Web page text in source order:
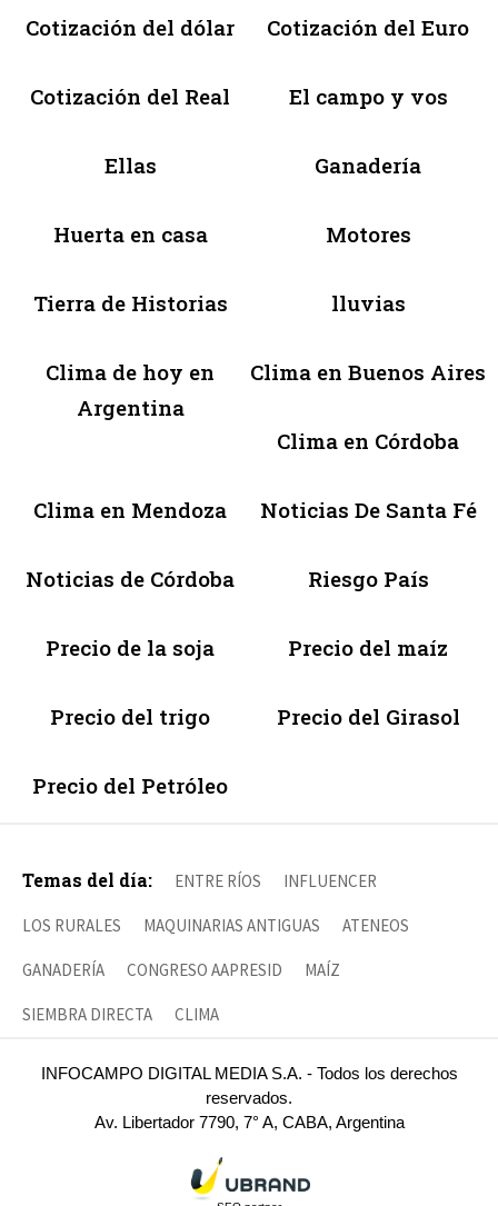
Cotización del dólar Cotización del Euro
Cotización del Real El campo y vos
Ellas Ganadería
Huerta en casa Motores
Tierra de Historias lluvias
Clima de hoy en
Argentina
Clima en Buenos Aires
Clima en Córdoba
Clima en Mendoza Noticias De Santa Fé
Noticias de Córdoba Riesgo País
Precio de la soja Precio del maíz
Precio del trigo Precio del Girasol
Precio del Petróleo
Temas del día: ENTRE RÍOS INFLUENCER
LOS RURALES MAQUINARIAS ANTIGUAS ATENEOS
GANADERÍA CONGRESO AAPRESID MAÍZ
SIEMBRA DIRECTA CLIMA
INFOCAMPO DIGITAL MEDIA S.A. - Todos los derechos
reservados.
Av. Libertador 7790, 7° A, CABA, Argentina